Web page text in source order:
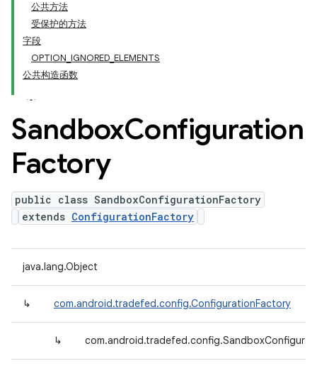
公共方法
受保护的方法
字段
OPTION_IGNORED_ELEMENTS
公共构造函数
SandboxConfiguration
Factory
public class SandboxConfigurationFactory
extends ConfigurationFactory
java.lang.Object
↳ com.android.tradefed.config.ConfigurationFactory
↳